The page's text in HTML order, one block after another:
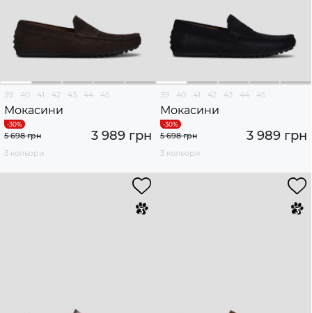
39 40 41 42 43 44 45
Мокасини
3 989 грн
5 698 грн
3 кольори
39 40 41 42 43 44 45
Мокасини
3 989 грн
5 698 грн
3 кольори